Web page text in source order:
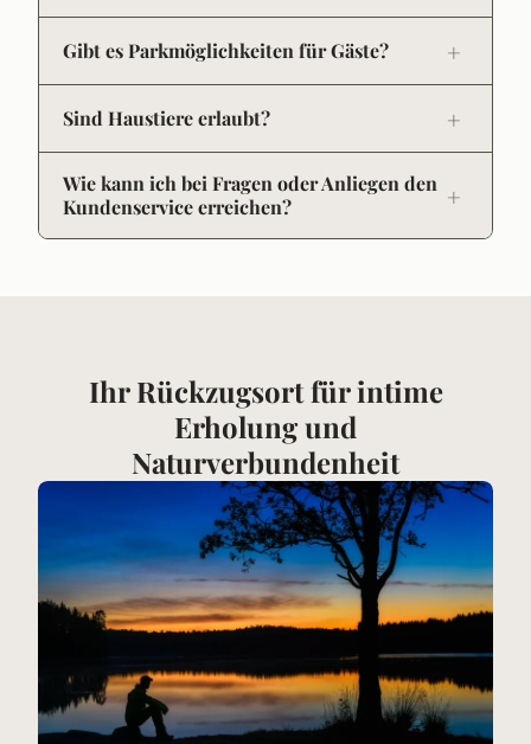
Gibt es Parkmöglichkeiten für Gäste?
Sind Haustiere erlaubt?
Wie kann ich bei Fragen oder Anliegen den
Kundenservice erreichen?
Ihr Rückzugsort für intime
Erholung und
Naturverbundenheit